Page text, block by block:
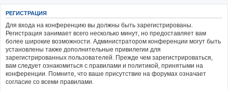
РЕГИСТРАЦИЯ
Для входа на конференцию вы должны быть зарегистрированы.
Регистрация занимает всего несколько минут, но предоставляет вам
более широкие возможности. Администратором конференции могут быть
установлены также дополнительные привилегии для
зарегистрированных пользователей. Прежде чем зарегистрироваться,
вам следует ознакомиться с правилами и политикой, принятыми на
конференции. Помните, что ваше присутствие на форумах означает
согласие со всеми правилами.